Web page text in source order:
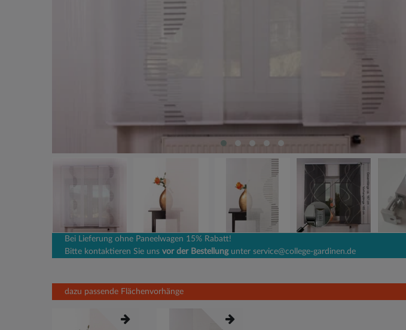
Bei Lieferung ohne Paneelwagen 15% Rabatt!
Bitte kontaktieren Sie uns vor der Bestellungunter service@college-gardinen.de
dazu passende Flächenvorhänge